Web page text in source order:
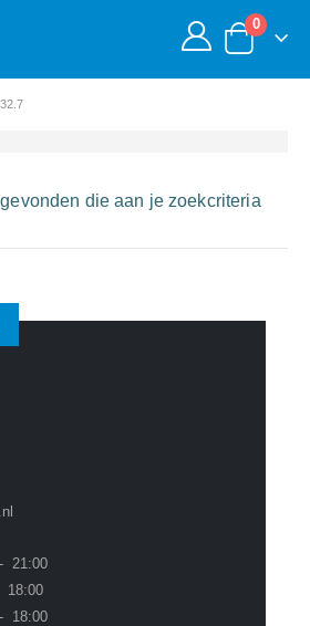
0
32.7
die aan je zoekcriteria